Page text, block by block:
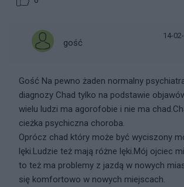
gość
14-
Gość Na pewno żaden normalny
diagnozy Chad tylko na podstawie
wielu ludzi ma agorofobie i nie ma
cieżka psychiczna choroba.
Oprócz chad który może być wyciszony
lęki.Ludzie też mają różne lęki.Mój ojciec
to też ma problemy z jazdą w nowych
się komfortowo w nowych miejscach.